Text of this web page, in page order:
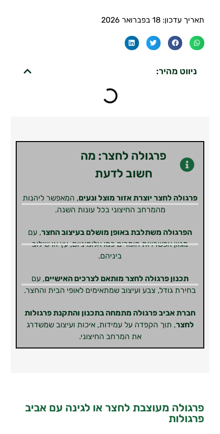
תאריך עדכון: 18 בפברואר 2026
ניווט מהיר:
פרגולה לחצר: מה
חשוב לדעת
פרגולה לחצר יוצרת אזור מוצל ונעים, המאפשר ליהנות
מהמרחב החיצוני בכל עונות השנה.
הפרגולה משתלבת באופן מושלם בעיצוב החצר, עם
מגוון אפשרויות חומרים כמו אלומיניום, עץ או שילוב
ביניהם.
תכנון פרגולה לחצר מותאם לצרכים האישיים, עם
בחירת גודל, צבע ועיצוב שמתאימים לאופי הבית והחצר.
חברת אביב פרגולה מתמחה בתכנון והתקנת פרגולות
לחצר, תוך הקפדה על עמידות, איכות ועיצוב שמשדרג
את המרחב החיצוני.
פרגולה מעוצבת לחצר או לגינה עם אביב
פרגולות​